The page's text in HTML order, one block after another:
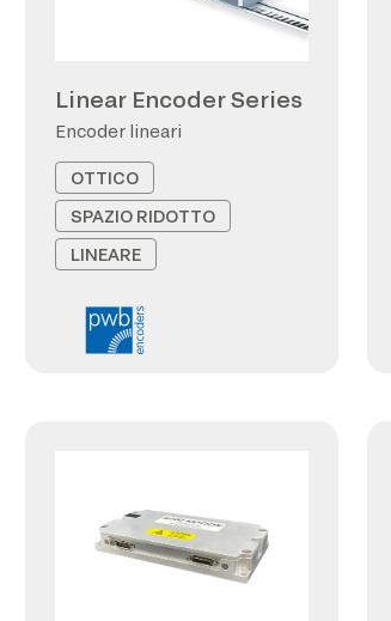
Linear Encoder Series
Encoder lineari
OTTICO
SPAZIO RIDOTTO
LINEARE